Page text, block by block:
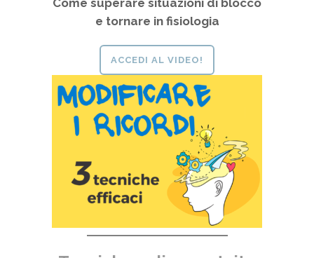
Come superare situazioni di blocco
e tornare in fisiologia
ACCEDI AL VIDEO!